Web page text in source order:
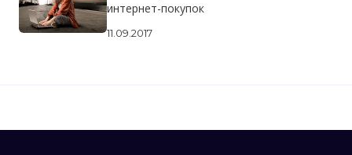
интернет-покупок
11.09.2017